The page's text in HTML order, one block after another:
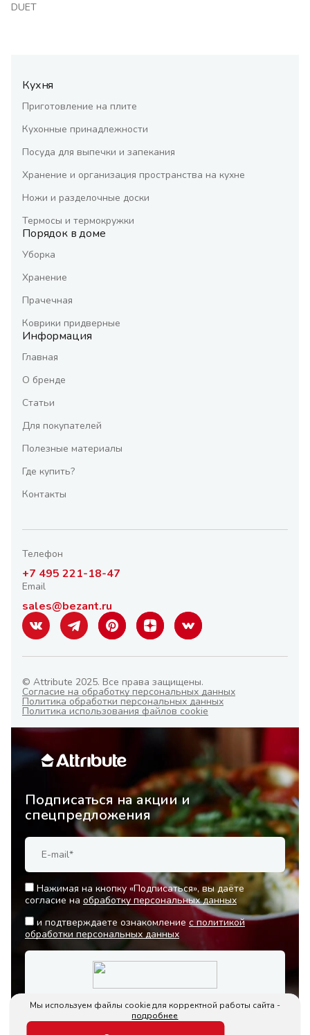
DUET
Кухня
Приготовление на плите
Кухонные принадлежности
Посуда для выпечки и запекания
Хранение и организация пространства на кухне
Ножи и разделочные доски
Термосы и термокружки
Порядок в доме
Уборка
Хранение
Прачечная
Коврики придверные
Информация
Главная
О бренде
Статьи
Для покупателей
Полезные материалы
Где купить?
Контакты
Телефон
+7 495 221-18-47
Email
sales@bezant.ru
© Attribute 2025. Все права защищены.
Согласие на обработку персональных данных
Политика обработки персональных данных
Политика использования файлов cookie
Подписаться на акции и
спецпредложения
Нажимая на кнопку «Подписаться», вы даёте
согласие на обработку персональных данных
и подтверждаете ознакомление с политикой
обработки персональных данных
Мы используем файлы cookie для корректной работы сайта -
подробнее